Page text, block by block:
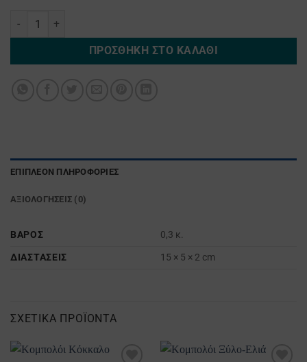
Κομπολόι Ρητίνης καφέ - με διάφορες αποχρώσεις ποσότητα
ΠΡΟΣΘΉΚΗ ΣΤΟ ΚΑΛΆΘΙ
ΕΠΙΠΛΈΟΝ ΠΛΗΡΟΦΟΡΊΕΣ
ΑΞΙΟΛΟΓΉΣΕΙΣ (0)
ΒΆΡΟΣ
0,3 κ.
ΔΙΑΣΤΆΣΕΙΣ
15 × 5 × 2 cm
ΣΧΕΤΙΚΆ ΠΡΟΪΌΝΤΑ